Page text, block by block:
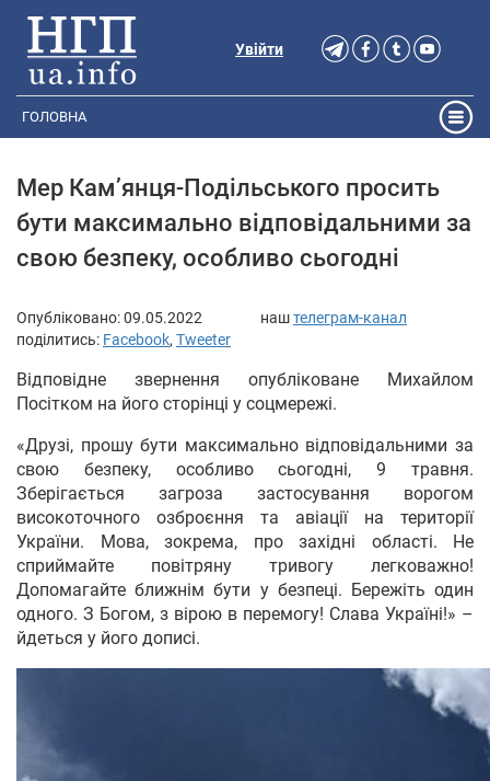
Увійти
ГОЛОВНА
Мер Кам’янця-Подільського просить
бути максимально відповідальними за
свою безпеку, особливо сьогодні
Опубліковано:09.05.2022 наштелеграм-канал
поділитись: Facebook, Tweeter
Відповідне звернення опубліковане Михайлом
Посітком на його сторінці у соцмережі.
«Друзі, прошу бути максимально відповідальними за
свою безпеку, особливо сьогодні, 9 травня.
Зберігається загроза застосування ворогом
високоточного озброєння та авіації на території
України. Мова, зокрема, про західні області. Не
сприймайте повітряну тривогу легковажно!
Допомагайте ближнім бути у безпеці. Бережіть один
одного. З Богом, з вірою в перемогу! Слава Україні!» –
йдеться у його дописі.